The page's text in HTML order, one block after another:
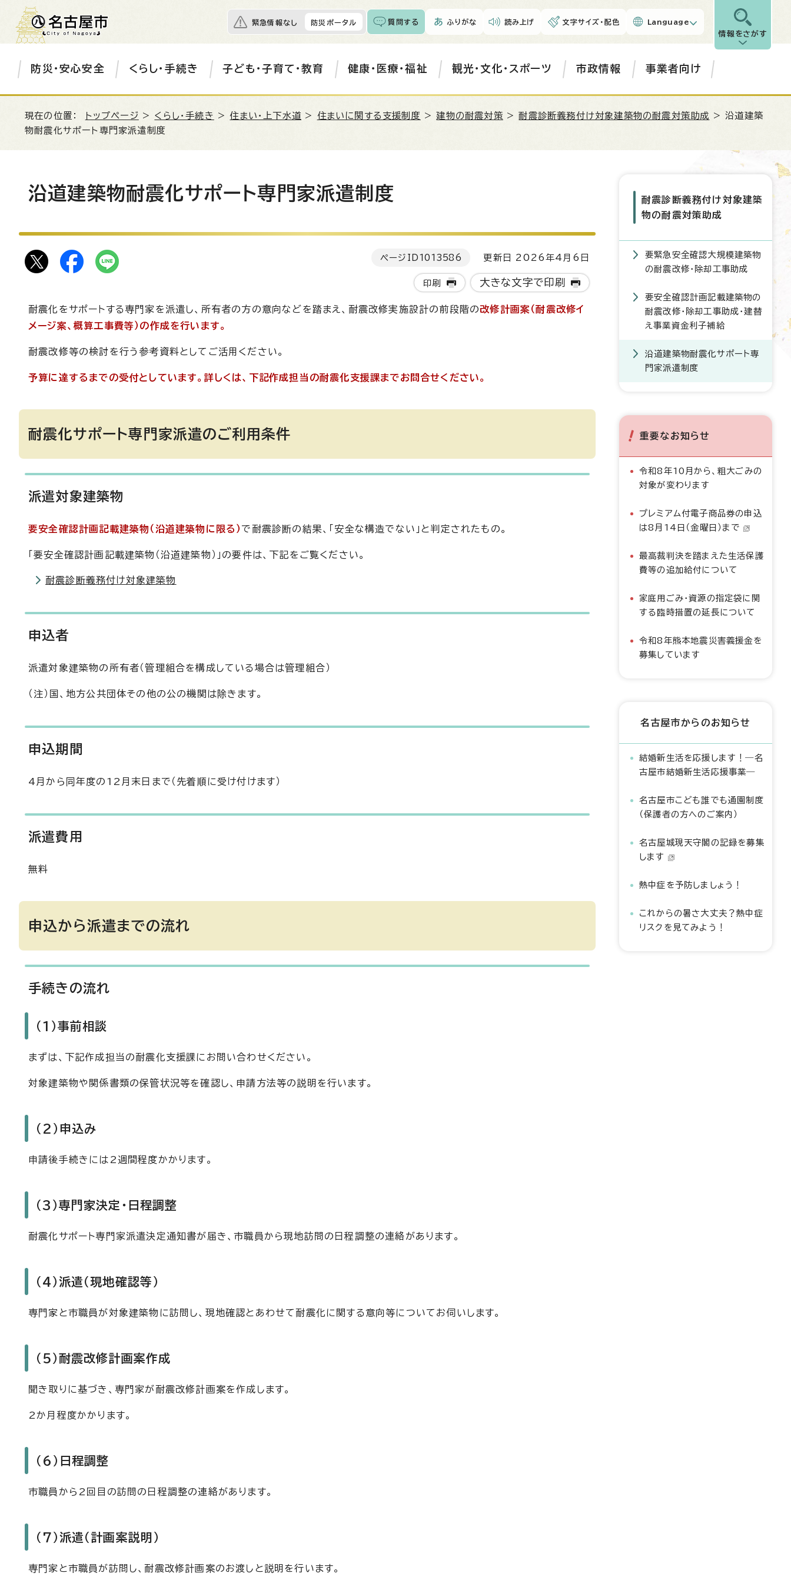
緊急情報なし 防災ポータル 質問する ふりがな 読み上げ 文字サイズ・配色 Language
情報をさがす
防災・安心安全 くらし・手続き 子ども・子育て・教育 健康・医療・福祉 観光・文化・スポーツ 市政情報 事業者向け
現在の位置： トップページ > くらし・手続き >住まい・上下水道 > 住まいに関する支援制度 >建物の耐震対策 >耐震診断義務付け対象建築物の耐震対策助成 > 沿道建築
物耐震化サポート専門家派遣制度
沿道建築物耐震化サポート専門家派遣制度
ページID 1013586 更新日 2026年4月6日
印刷 大きな文字で印刷
耐震化をサポートする専門家を派遣し、所有者の方の意向などを踏まえ、耐震改修実施設計の前段階の改修計画案（耐震改修イ
メージ案、概算工事費等）の作成を行います。
耐震改修等の検討を行う参考資料としてご活用ください。
予算に達するまでの受付としています。詳しくは、下記作成担当の耐震化支援課までお問合せください。
耐震化サポート専門家派遣のご利用条件
派遣対象建築物
要安全確認計画記載建築物（沿道建築物に限る） で耐震診断の結果、「安全な構造でない」と判定されたもの。
「要安全確認計画記載建築物（沿道建築物）」の要件は、下記をご覧ください。
耐震診断義務付け対象建築物
申込者
派遣対象建築物の所有者（管理組合を構成している場合は管理組合）
（注）国、地方公共団体その他の公の機関は除きます。
申込期間
4月から同年度の12月末日まで（先着順に受け付けます）
派遣費用
無料
申込から派遣までの流れ
手続きの流れ
（1）事前相談
まずは、下記作成担当の耐震化支援課にお問い合わせください。
対象建築物や関係書類の保管状況等を確認し、申請方法等の説明を行います。
（2）申込み
申請後手続きには2週間程度かかります。
（3）専門家決定・日程調整
耐震化サポート専門家派遣決定通知書が届き、市職員から現地訪問の日程調整の連絡があります。
（4）派遣（現地確認等）
専門家と市職員が対象建築物に訪問し、現地確認とあわせて耐震化に関する意向等についてお伺いします。
（5）耐震改修計画案作成
聞き取りに基づき、専門家が耐震改修計画案を作成します。
2か月程度かかります。
（6）日程調整
市職員から2回目の訪問の日程調整の連絡があります。
（7）派遣（計画案説明）
専門家と市職員が訪問し、耐震改修計画案のお渡しと説明を行います。
耐震診断義務付け対象建築
物の耐震対策助成
要緊急安全確認大規模建築物
の耐震改修・除却工事助成
要安全確認計画記載建築物の
耐震改修・除却工事助成・建替
え事業資金利子補給
沿道建築物耐震化サポート専
門家派遣制度
重要なお知らせ
令和8年10月から、粗大ごみの
対象が変わります
プレミアム付電子商品券の申込
は8月14日（金曜日）まで
最高裁判決を踏まえた生活保護
費等の追加給付について
家庭用ごみ・資源の指定袋に関
する臨時措置の延長について
令和8年熊本地震災害義援金を
募集しています
名古屋市からのお知らせ
結婚新生活を応援します！―名
古屋市結婚新生活応援事業―
名古屋市こども誰でも通園制度
（保護者の方へのご案内）
名古屋城現天守閣の記録を募集
します
熱中症を予防しましょう！
これからの暑さ大丈夫？熱中症
リスクを見てみよう！